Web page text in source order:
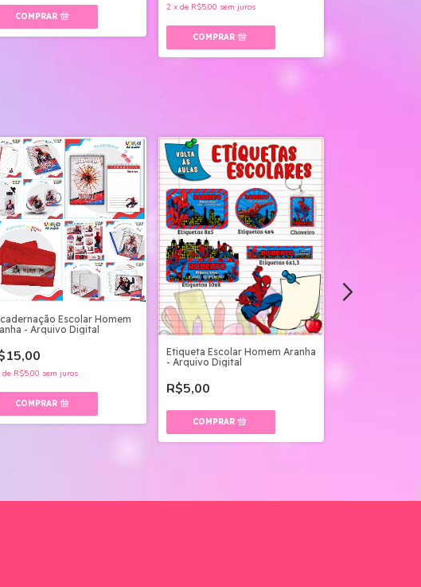
2 x de R$5,00 sem juros
Escolar Homem
- Arquivo Digital
de R$5,00 sem juros
Etiqueta Escolar Homem Aranha
- Arquivo Digital
R$5,00